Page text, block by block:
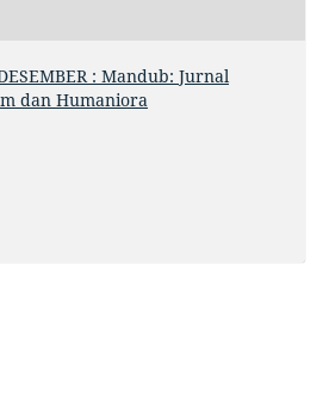
: Mandub: Jurnal
dan Humaniora